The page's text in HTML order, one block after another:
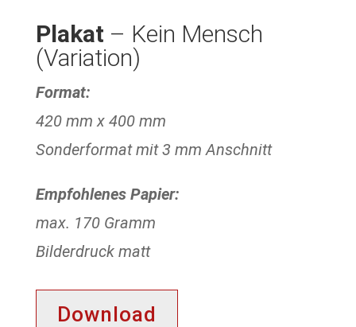
Plakat – Kein Mensch
(Variation)
Format:
420 mm x 400 mm
Sonderformat mit 3 mm Anschnitt
Empfohlenes Papier:
max. 170 Gramm
Bilderdruck matt
Download